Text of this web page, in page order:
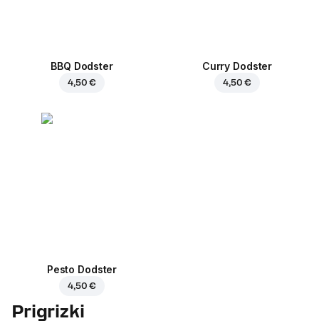
BBQ Dodster
4,50 €
Curry Dodster
4,50 €
Pesto Dodster
4,50 €
Prigrizki